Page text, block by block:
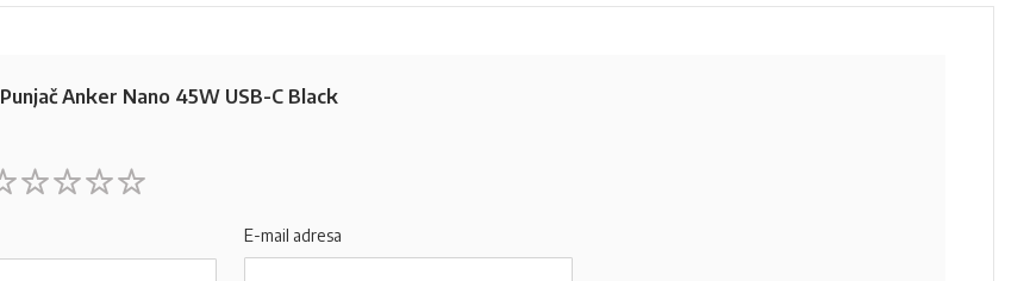
Punjač Anker Nano 45W USB-C Black
E-mail adresa